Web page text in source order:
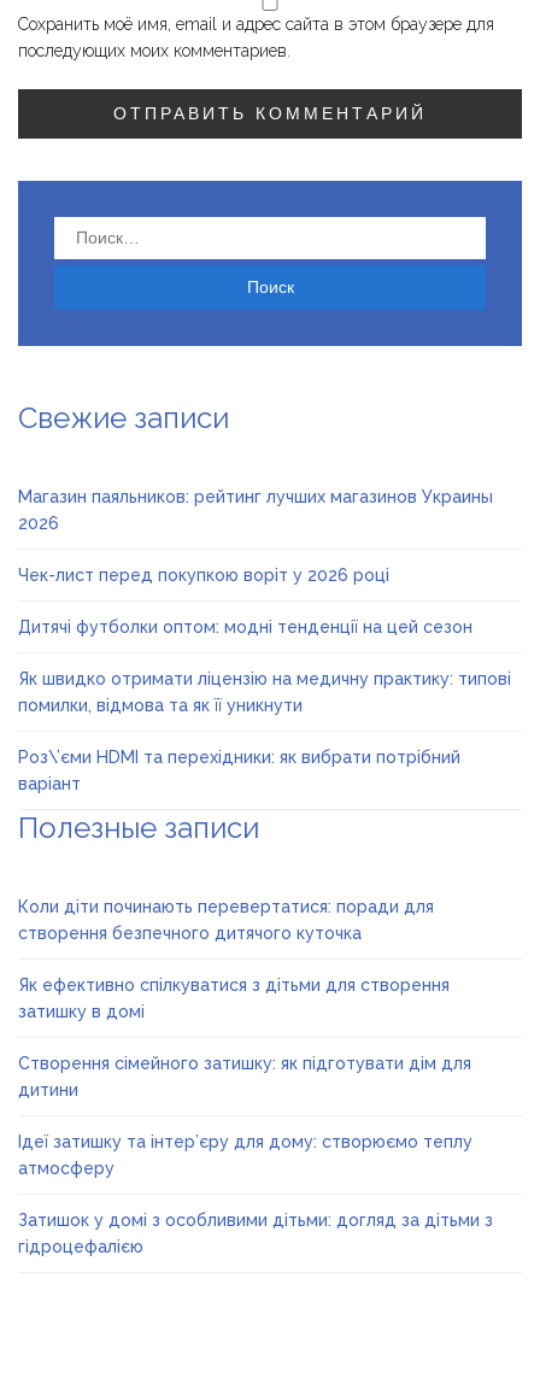
Сохранить моё имя, email и адрес сайта в этом браузере для
последующих моих комментариев.
Найти:
Свежие записи
Магазин паяльников: рейтинг лучших магазинов Украины
2026
Чек-лист перед покупкою воріт у 2026 році
Дитячі футболки оптом: модні тенденції на цей сезон
Як швидко отримати ліцензію на медичну практику: типові
помилки, відмова та як її уникнути
Роз\’єми HDMI та перехідники: як вибрати потрібний
варіант
Полезные записи
Коли діти починають перевертатися: поради для
створення безпечного дитячого куточка
Як ефективно спілкуватися з дітьми для створення
затишку в домі
Створення сімейного затишку: як підготувати дім для
дитини
Ідеї затишку та інтер’єру для дому: створюємо теплу
атмосферу
Затишок у домі з особливими дітьми: догляд за дітьми з
гідроцефалією